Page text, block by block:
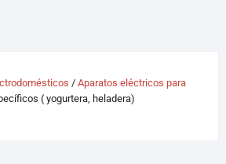
/ Aparatos eléctricos para
( yogurtera, heladera)